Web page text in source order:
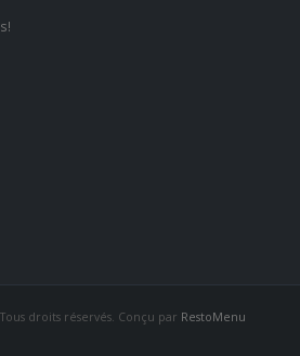
droits réservés. Conçu par RestoMenu